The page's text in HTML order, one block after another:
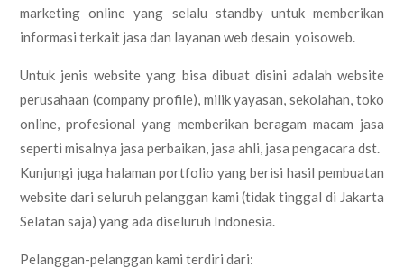
marketing online yang selalu standby untuk memberikan
informasi terkait jasa dan layanan web desain yoisoweb.
Untuk jenis website yang bisa dibuat disini adalah website
perusahaan (company profile), milik yayasan, sekolahan, toko
online, profesional yang memberikan beragam macam jasa
seperti misalnya jasa perbaikan, jasa ahli, jasa pengacara dst.
Kunjungi juga halaman portfolio yang berisi hasil pembuatan
website dari seluruh pelanggan kami (tidak tinggal di Jakarta
Selatan saja) yang ada diseluruh Indonesia.
Pelanggan-pelanggan kami terdiri dari: